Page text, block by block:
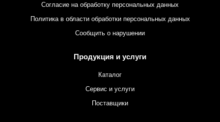
Согласие на обработку персональных данных
Политика в области обработки персональных данных
Сообщить о нарушении
Продукция и услуги
Каталог
Сервис и услуги
Поставщики